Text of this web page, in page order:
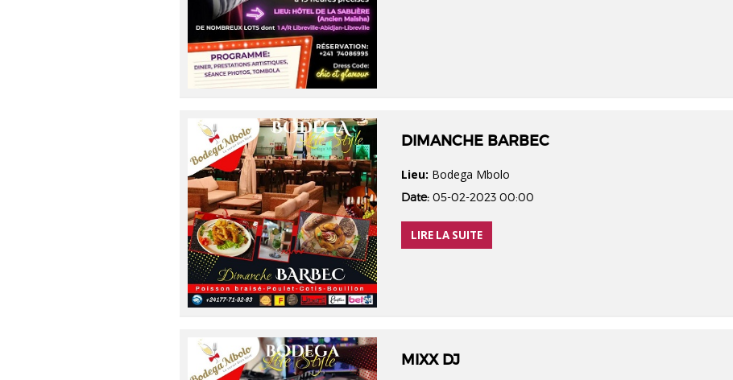
DIMANCHE BARBEC
Lieu: Bodega Mbolo
Date: 05-02-2023 00:00
LIRE LA SUITE
MIXX DJ